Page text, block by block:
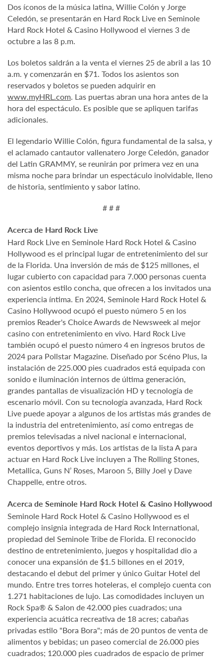
Dos íconos de la música latina, Willie Colón y Jorge
Celedón, se presentarán en Hard Rock Live en Seminole
Hard Rock Hotel & Casino Hollywood el viernes 3 de
octubre a las 8 p.m.
Los boletos saldrán a la venta el viernes 25 de abril a las 10
a.m. y comenzarán en $71. Todos los asientos son
reservados y boletos se pueden adquirir en
www.myHRL.com. Las puertas abran una hora antes de la
hora del espectáculo. Es posible que se apliquen tarifas
adicionales.
El legendario Willie Colón, figura fundamental de la salsa, y
el aclamado cantautor vallenatero Jorge Celedón, ganador
del Latin GRAMMY, se reunirán por primera vez en una
misma noche para brindar un espectáculo inolvidable, lleno
de historia, sentimiento y sabor latino.
# # #
Acerca de Hard Rock Live
Hard Rock Live en Seminole Hard Rock Hotel & Casino
Hollywood es el principal lugar de entretenimiento del sur
de la Florida. Una inversión de más de $125 millones, el
lugar cubierto con capacidad para 7.000 personas cuenta
con asientos estilo concha, que ofrecen a los invitados una
experiencia íntima. En 2024, Seminole Hard Rock Hotel &
Casino Hollywood ocupó el puesto número 5 en los
premios Reader's Choice Awards de Newsweek al mejor
casino con entretenimiento en vivo. Hard Rock Live
también ocupó el puesto número 4 en ingresos brutos de
2024 para Pollstar Magazine. Diseñado por Scéno Plus, la
instalación de 225.000 pies cuadrados está equipada con
sonido e iluminación internos de última generación,
grandes pantallas de visualización HD y tecnología de
escenario móvil. Con su tecnología avanzada, Hard Rock
Live puede apoyar a algunos de los artistas más grandes de
la industria del entretenimiento, así como entregas de
premios televisadas a nivel nacional e internacional,
eventos deportivos y más. Los artistas de la lista A para
actuar en Hard Rock Live incluyen a The Rolling Stones,
Metallica, Guns N’ Roses, Maroon 5, Billy Joel y Dave
Chappelle, entre otros.
Acerca de Seminole Hard Rock Hotel & Casino Hollywood
Seminole Hard Rock Hotel & Casino Hollywood es el
complejo insignia integrada de Hard Rock International,
propiedad del Seminole Tribe de Florida. El reconocido
destino de entretenimiento, juegos y hospitalidad dio a
conocer una expansión de $1.5 billones en el 2019,
destacando el debut del primer y único Guitar Hotel del
mundo. Entre tres torres hoteleras, el complejo cuenta con
1.271 habitaciones de lujo. Las comodidades incluyen un
Rock Spa® & Salon de 42.000 pies cuadrados; una
experiencia acuática recreativa de 18 acres; cabañas
privadas estilo "Bora Bora"; más de 20 puntos de venta de
alimentos y bebidas; un paseo comercial de 26.000 pies
cuadrados; 120.000 pies cuadrados de espacio de primer